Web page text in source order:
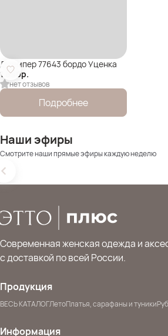
Джемпер 77643 бордо Уценка
1 890р.
нет отзывов
Подробнее
Наши эфиры
Смотрите наши прямые эфиры каждую неделю
Современная женская одежда и
с доставкой по всей России.
Продукция
ВЕСЬ КАТАЛОГЛетоПлатья, сарафаны и туники
Информация